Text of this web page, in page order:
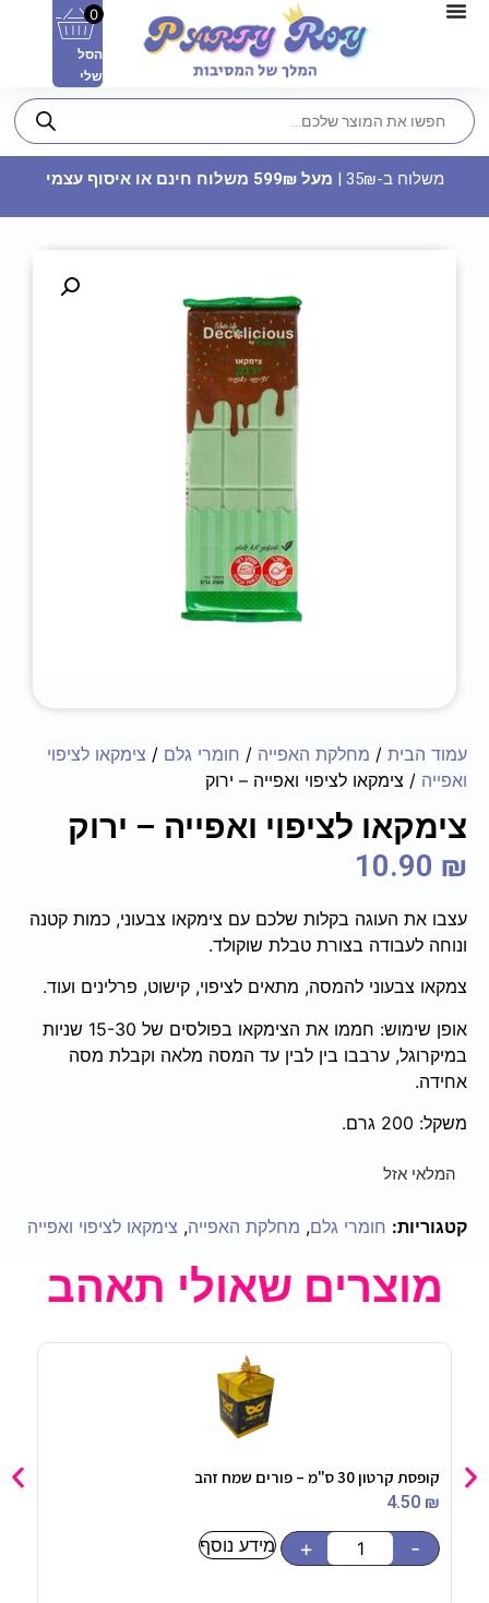
זר פרחים מפלסטיק לכלה
34.90₪
0
הסל
שלי
משלוח ב-35₪ | מעל 599₪ משלוח חינם או איסוף עצמי
עמוד הבית / מחלקת האפייה / חומרי גלם / צימקאו לציפוי
ואפייה / צימקאו לציפוי ואפייה – ירוק
צימקאו לציפוי ואפייה – ירוק
10.90 ₪
עצבו את העוגה בקלות שלכם עם צימקאו צבעוני, כמות קטנה
ונוחה לעבודה בצורת טבלת שוקולד.
צמקאו צבעוני להמסה, מתאים לציפוי, קישוט, פרלינים ועוד.
אופן שימוש: חממו את הצימקאו בפולסים של 15-30 שניות
במיקרוגל, ערבבו בין לבין עד המסה מלאה וקבלת מסה
אחידה.
משקל: 200 גרם.
המלאי אזל
קטגוריות: חומרי גלם, מחלקת האפייה, צימקאו לציפוי ואפייה
מוצרים שאולי תאהב
קופסת קרטון 30 ס"מ – פורים שמח זהב
4.50 ₪
-
+ מידע נוסף